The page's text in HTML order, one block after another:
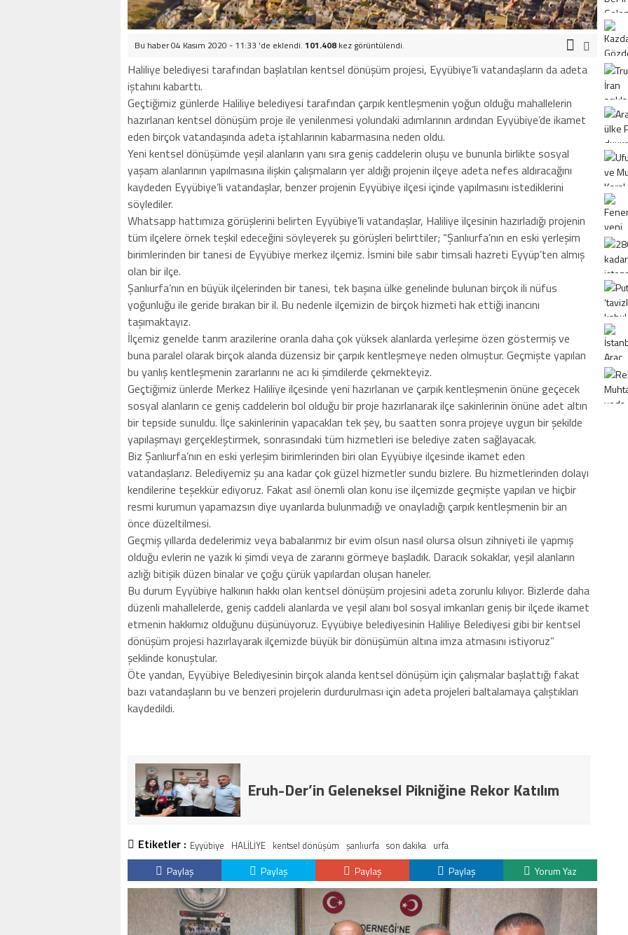
Bu haber 04 Kasım 2020 - 11:33 'de eklendi. 101.408 kez görüntülendi.
Haliliye belediyesi tarafından başlatılan kentsel dönüşüm projesi, Eyyübiye’li vatandaşların da adeta
iştahını kabarttı.
Geçtiğimiz günlerde Haliliye belediyesi tarafından çarpık kentleşmenin yoğun olduğu mahallelerin
hazırlanan kentsel dönüşüm proje ile yenilenmesi yolundaki adımlarının ardından Eyyübiye’de ikamet
eden birçok vatandaşında adeta iştahlarının kabarmasına neden oldu.
Yeni kentsel dönüşümde yeşil alanların yanı sıra geniş caddelerin oluşu ve bununla birlikte sosyal
yaşam alanlarının yapılmasına ilişkin çalışmaların yer aldığı projenin ilçeye adeta nefes aldıracağını
kaydeden Eyyübiye’li vatandaşlar, benzer projenin Eyyübiye ilçesi içinde yapılmasını istediklerini
söylediler.
Whatsapp hattımıza görüşlerini belirten Eyyübiye’li vatandaşlar, Haliliye ilçesinin hazırladığı projenin
tüm ilçelere örnek teşkil edeceğini söyleyerek şu görüşleri belirttiler; “Şanlıurfa’nın en eski yerleşim
birimlerinden bir tanesi de Eyyübiye merkez ilçemiz. İsmini bile sabır timsali hazreti Eyyüp’ten almış
olan bir ilçe.
Şanlıurfa’nın en büyük ilçelerinden bir tanesi, tek başına ülke genelinde bulunan birçok ili nüfus
yoğunluğu ile geride bırakan bir il. Bu nedenle ilçemizin de birçok hizmeti hak ettiği inancını
taşımaktayız.
İlçemiz genelde tarım arazilerine oranla daha çok yüksek alanlarda yerleşime özen göstermiş ve
buna paralel olarak birçok alanda düzensiz bir çarpık kentleşmeye neden olmuştur. Geçmişte yapılan
bu yanlış kentleşmenin zararlarını ne acı ki şimdilerde çekmekteyiz.
Geçtiğimiz ünlerde Merkez Haliliye ilçesinde yeni hazırlanan ve çarpık kentleşmenin önüne geçecek
sosyal alanların ce geniş caddelerin bol olduğu bir proje hazırlanarak ilçe sakinlerinin önüne adet altın
bir tepside sunuldu. İlçe sakinlerinin yapacakları tek şey, bu saatten sonra projeye uygun bir şekilde
yapılaşmayı gerçekleştirmek, sonrasındaki tüm hizmetleri ise belediye zaten sağlayacak.
Biz Şanlıurfa’nın en eski yerleşim birimlerinden biri olan Eyyübiye ilçesinde ikamet eden
vatandaşlarız. Belediyemiz şu ana kadar çok güzel hizmetler sundu bizlere. Bu hizmetlerinden dolayı
kendilerine teşekkür ediyoruz. Fakat asıl önemli olan konu ise ilçemizde geçmişte yapılan ve hiçbir
resmi kurumun yapamazsın diye uyarılarda bulunmadığı ve onayladığı çarpık kentleşmenin bir an
önce düzeltilmesi.
Geçmiş yıllarda dedelerimiz veya babalarımız bir evim olsun nasıl olursa olsun zihniyeti ile yapmış
olduğu evlerin ne yazık ki şimdi veya de zararını görmeye başladık. Daracık sokaklar, yeşil alanların
azlığı bitişik düzen binalar ve çoğu çürük yapılardan oluşan haneler.
Bu durum Eyyübiye halkının hakkı olan kentsel dönüşüm projesini adeta zorunlu kılıyor. Bizlerde daha
düzenli mahallelerde, geniş caddeli alanlarda ve yeşil alanı bol sosyal imkanları geniş bir ilçede ikamet
etmenin hakkımız olduğunu düşünüyoruz. Eyyübiye belediyesinin Haliliye Belediyesi gibi bir kentsel
dönüşüm projesi hazırlayarak ilçemizde büyük bir dönüşümün altına imza atmasını istiyoruz”
şeklinde konuştular.
Öte yandan, Eyyübiye Belediyesinin birçok alanda kentsel dönüşüm için çalışmalar başlattığı fakat
bazı vatandaşların bu ve benzeri projelerin durdurulması için adeta projeleri baltalamaya çalıştıkları
kaydedildi.
Eruh-Der’in Geleneksel Pikniğine Rekor Katılım
Etiketler : Eyyübiye HALİLİYE kentsel dönüşüm şanlıurfa son dakika urfa
Paylaş Paylaş Paylaş Paylaş Yorum Yaz